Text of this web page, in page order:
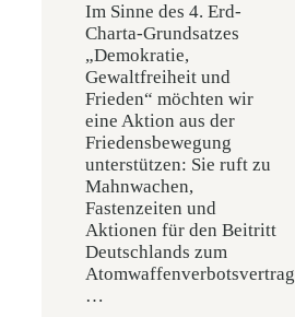
Im Sinne des 4. Erd-
Charta-Grundsatzes
„Demokratie,
Gewaltfreiheit und
Frieden“ möchten wir
eine Aktion aus der
Friedensbewegung
unterstützen: Sie ruft zu
Mahnwachen,
Fastenzeiten und
Aktionen für den Beitritt
Deutschlands zum
Atomwaffenverbotsvertrag
…